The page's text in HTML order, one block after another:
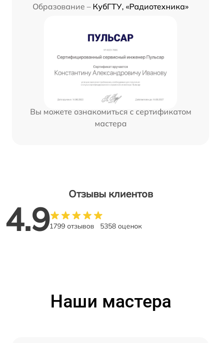
Образование – КубГТУ, «Радиотехника»
Вы можете ознакомиться с сертификатом
мастера
Отзывы клиентов
4.91799 отзывов 5358 оценок
Наши мастера